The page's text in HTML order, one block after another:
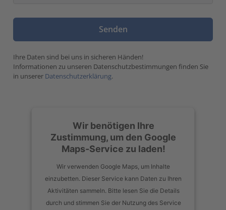
Ihre Daten sind bei uns in sicheren Händen!
Informationen zu unseren Datenschutzbestimmungen finden Sie
in unserer Datenschutzerklärung.
Wir benötigen Ihre
Zustimmung, um den Google
Maps-Service zu laden!
Wir verwenden Google Maps, um Inhalte
einzubetten. Dieser Service kann Daten zu Ihren
Aktivitäten sammeln. Bitte lesen Sie die Details
durch und stimmen Sie der Nutzung des Service